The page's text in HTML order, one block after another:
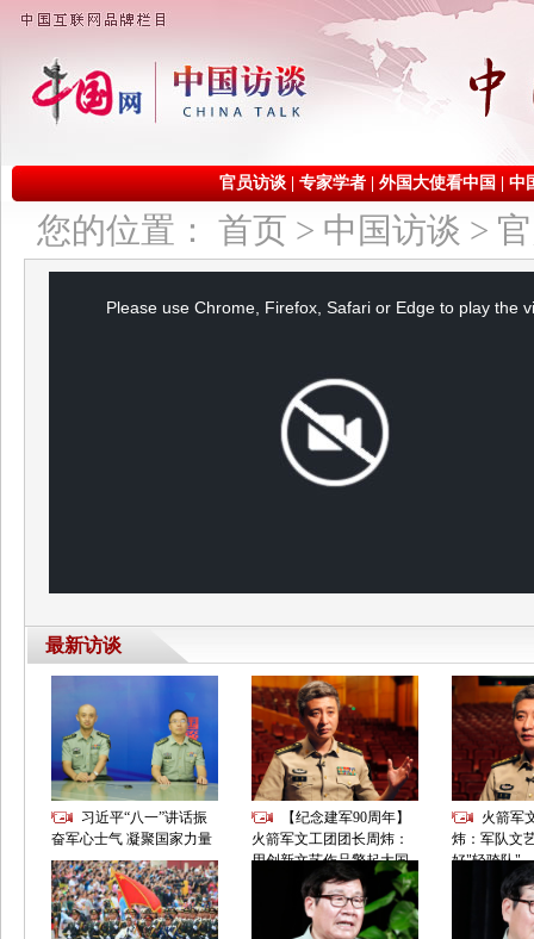
官员访谈|专家学者|外国大使看中国|中
您的位置： 首页 > 中国访谈 >
Please use Chrome, Firefox, Safari or Edge to play the